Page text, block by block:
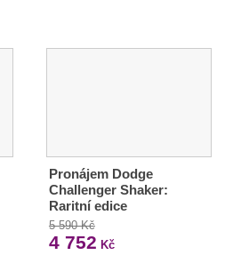
Pronájem Dodge
Challenger Shaker:
Raritní edice
5 590 Kč
4 752 Kč